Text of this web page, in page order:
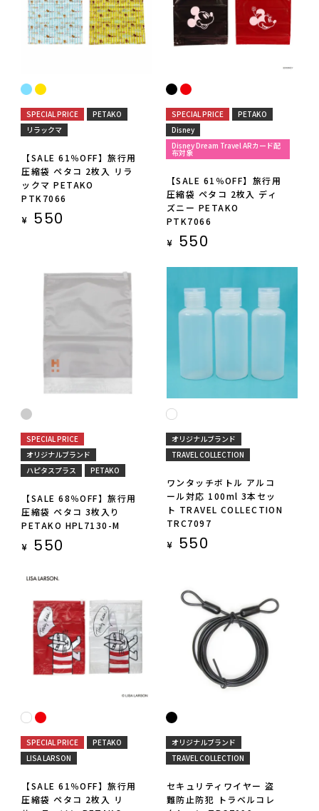
SPECIAL PRICE
PETAKO
リラックマ
【SALE 61％OFF】旅行用
圧縮袋 ペタコ 2枚入 リラ
ックマ PETAKO
PTK7066
¥ 550
SPECIAL PRICE
PETAKO
Disney
Disney Dream Travel ARカード配
布対象
【SALE 61％OFF】旅行用
圧縮袋 ペタコ 2枚入 ディ
ズニー PETAKO
PTK7066
¥ 550
SPECIAL PRICE
オリジナルブランド
ハピタスプラス
PETAKO
【SALE 68％OFF】旅行用
圧縮袋 ペタコ 3枚入り
PETAKO HPL7130-M
¥ 550
オリジナルブランド
TRAVEL COLLECTION
ワンタッチボトル アルコ
ール対応 100ml 3本セッ
ト TRAVEL COLLECTION
TRC7097
¥ 550
SPECIAL PRICE
PETAKO
LISA LARSON
【SALE 61％OFF】旅行用
圧縮袋 ペタコ 2枚入 リ
オリジナルブランド
TRAVEL COLLECTION
セキュリティワイヤー 盗
難防止防犯 トラベルコレ